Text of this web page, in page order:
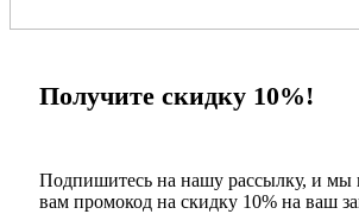
Получите скидку 10%!
Подпишитесь на нашу рассылку, и
вам промокод на скидку 10% на ваш